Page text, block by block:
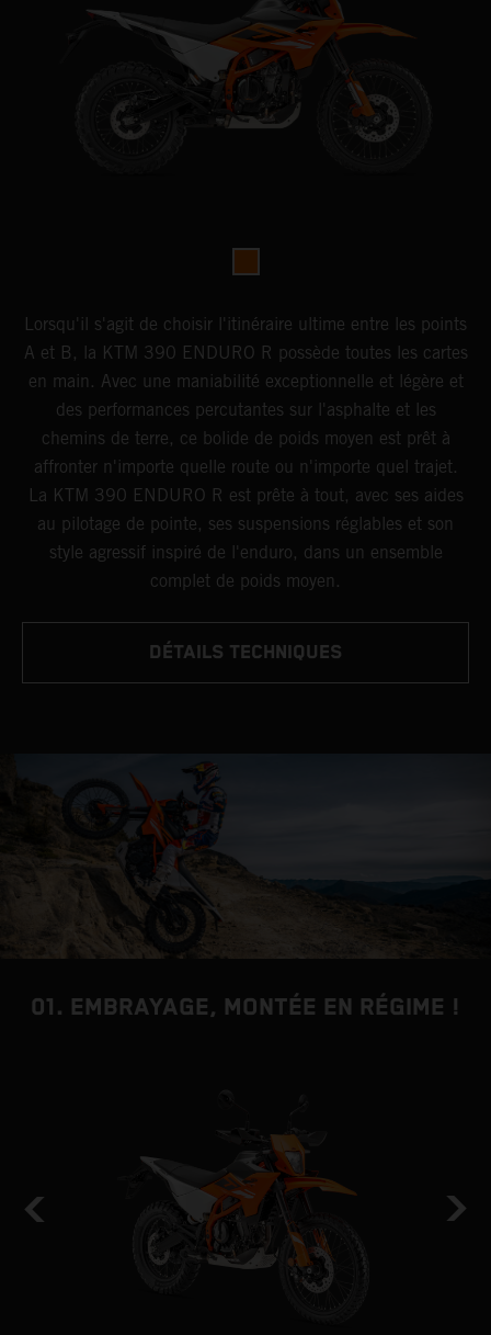
Lorsqu'il s'agit de choisir l'itinéraire ultime entre les points
A et B, la KTM 390 ENDURO R possède toutes les cartes
en main. Avec une maniabilité exceptionnelle et légère et
des performances percutantes sur l'asphalte et les
chemins de terre, ce bolide de poids moyen est prêt à
affronter n'importe quelle route ou n'importe quel trajet.
La KTM 390 ENDURO R est prête à tout, avec ses aides
au pilotage de pointe, ses suspensions réglables et son
style agressif inspiré de l'enduro, dans un ensemble
complet de poids moyen.
DÉTAILS TECHNIQUES
01. EMBRAYAGE, MONTÉE EN RÉGIME !